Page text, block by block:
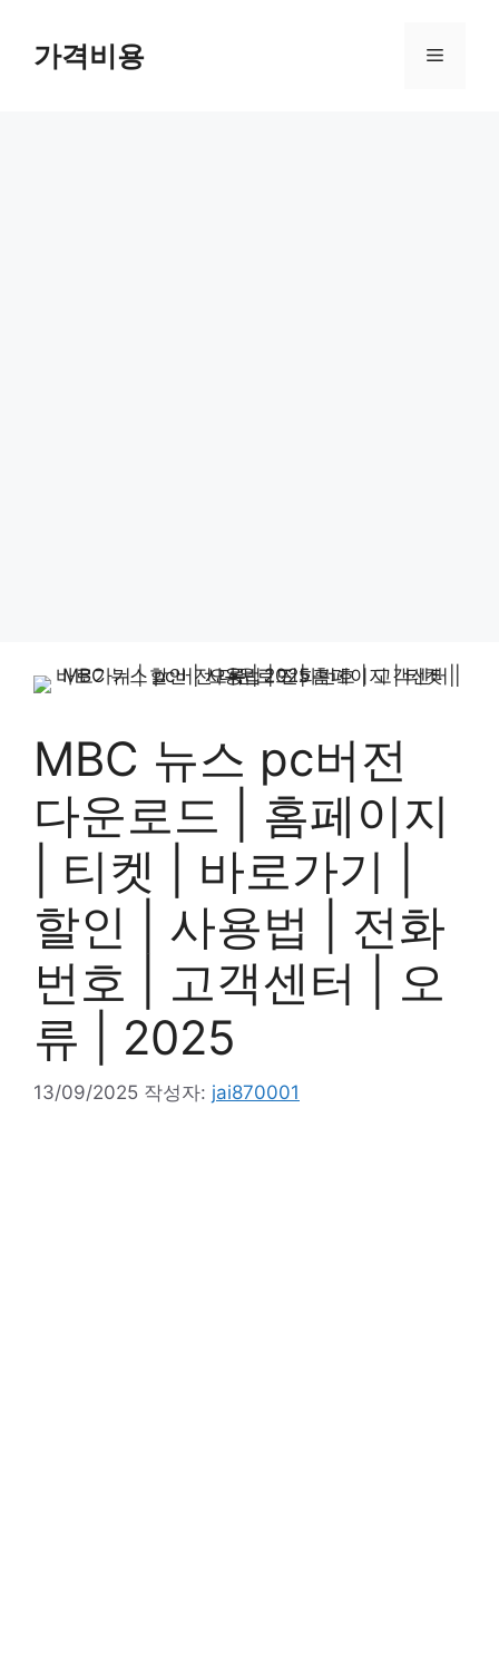
가격비용 메
MBC 뉴스 pc버전
다운로드 | 홈페이지
| 티켓 | 바로가기 |
할인 | 사용법 | 전화
번호 | 고객센터 | 오
류 | 2025
13/09/2025 작성자: jai870001